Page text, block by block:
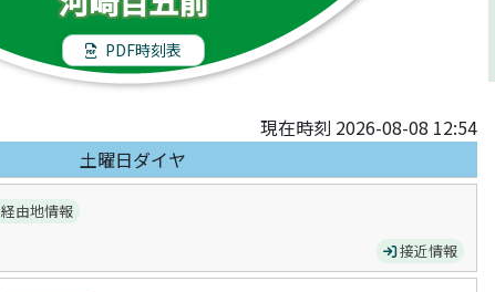
PDF時刻表
現在時刻 2026-08-08 12:54
土曜日ダイヤ
経由地情報
接近情報